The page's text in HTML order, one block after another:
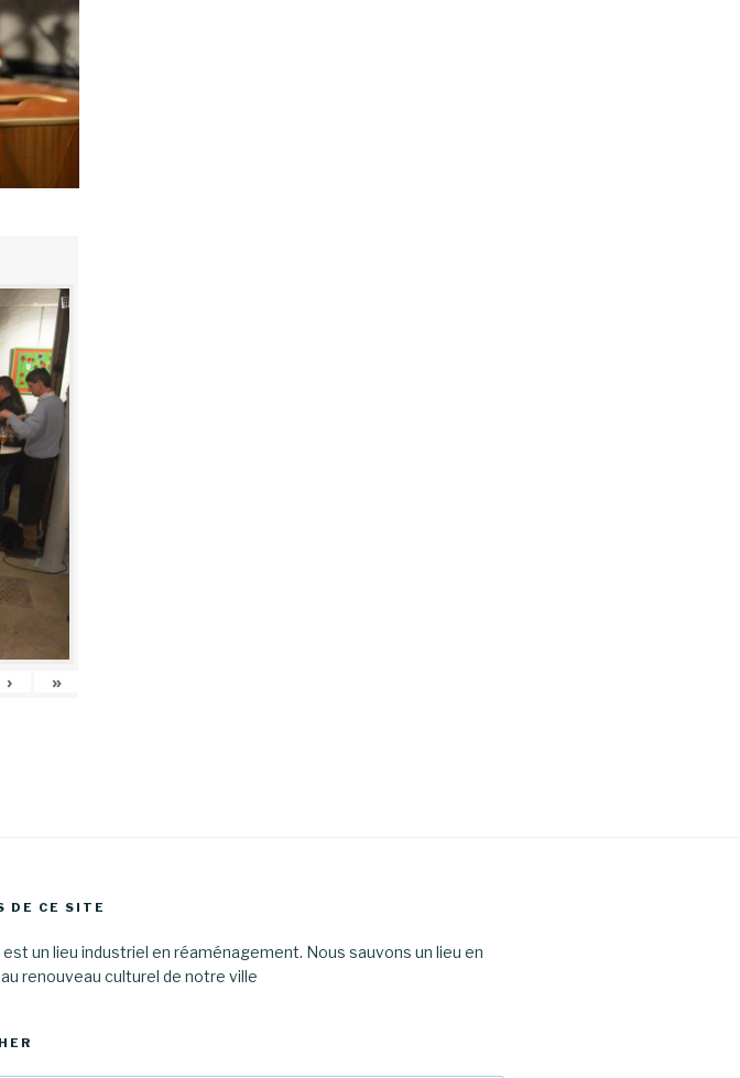
› »
DE CE SITE
un lieu industriel en réaménagement. Nous sauvons un lieu en
renouveau culturel de notre ville